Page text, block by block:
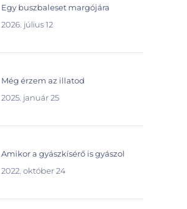
Egy buszbaleset margójára
2026. július 12
Még érzem az illatod
2025. január 25
Amikor a gyászkísérő is gyászol
2022. október 24